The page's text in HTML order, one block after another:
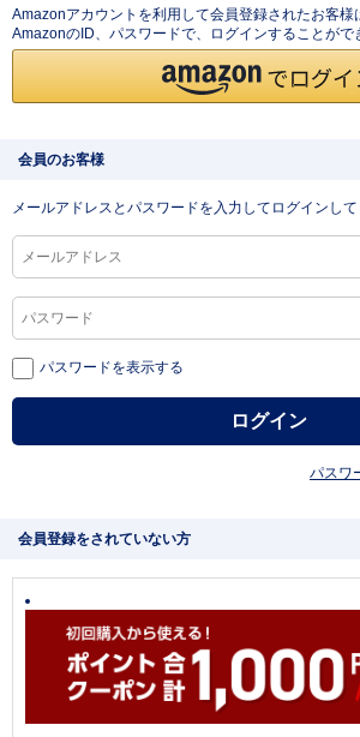
Amazonアカウントを利用して会員登録されたお客様
AmazonのID、パスワードで、ログインすることがで
会員のお客様
メールアドレスとパスワードを入力してログインして
パスワードを表示する
パスワ
会員登録をされていない方